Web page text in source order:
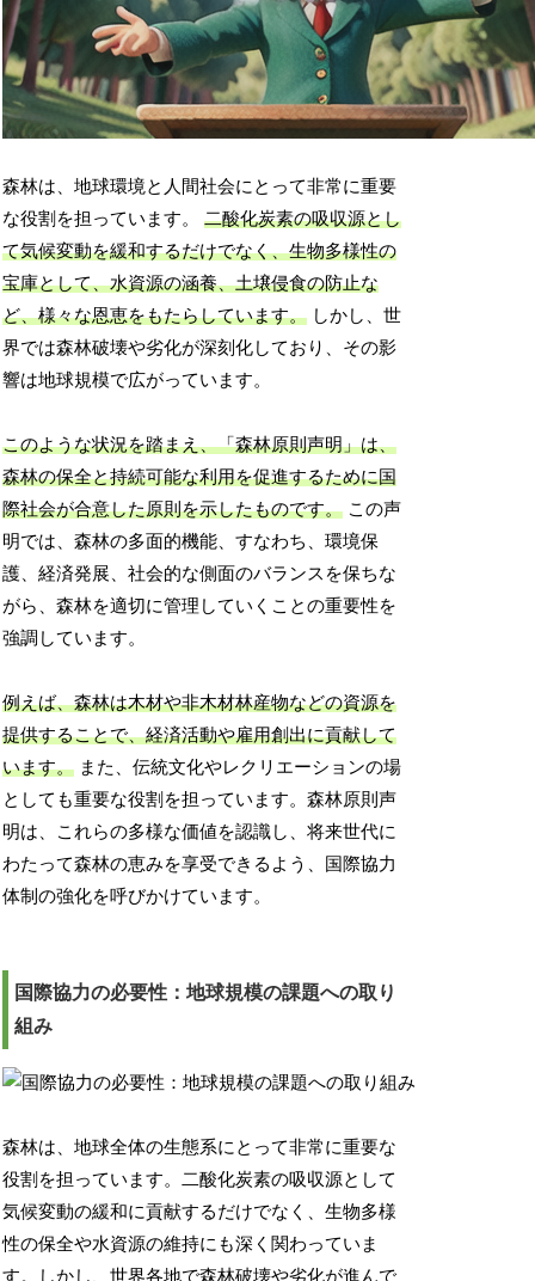
森林は、地球環境と人間社会にとって非常に重要
な役割を担っています。二酸化炭素の吸収源とし
て気候変動を緩和するだけでなく、生物多様性の
宝庫として、水資源の涵養、土壌侵食の防止な
ど、様々な恩恵をもたらしています。 しかし、世
界では森林破壊や劣化が深刻化しており、その影
響は地球規模で広がっています。
このような状況を踏まえ、「森林原則声明」は、
森林の保全と持続可能な利用を促進するために国
際社会が合意した原則を示したものです。 この声
明では、森林の多面的機能、すなわち、環境保
護、経済発展、社会的な側面のバランスを保ちな
がら、森林を適切に管理していくことの重要性を
強調しています。
例えば、森林は木材や非木材林産物などの資源を
提供することで、経済活動や雇用創出に貢献して
います。 また、伝統文化やレクリエーションの場
としても重要な役割を担っています。森林原則声
明は、これらの多様な価値を認識し、将来世代に
わたって森林の恵みを享受できるよう、国際協力
体制の強化を呼びかけています。
国際協力の必要性：地球規模の課題への取り
組み
森林は、地球全体の生態系にとって非常に重要な
役割を担っています。二酸化炭素の吸収源として
気候変動の緩和に貢献するだけでなく、生物多様
性の保全や水資源の維持にも深く関わっていま
す。しかし、世界各地で森林破壊や劣化が進んで